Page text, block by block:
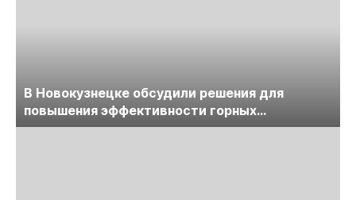
В Новокузнецке обсудили решения для
повышения эффективности горных
предприятий